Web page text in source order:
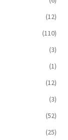
(12)
(110)
(3)
(1)
(12)
(3)
(52)
(25)